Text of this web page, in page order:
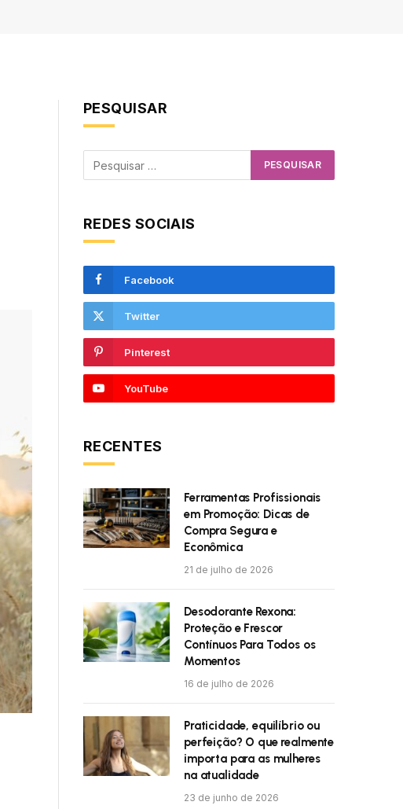
PESQUISAR
REDES SOCIAIS
Facebook
Twitter
Pinterest
YouTube
RECENTES
Ferramentas Profissionais
em Promoção: Dicas de
Compra Segura e
Econômica
21 de julho de 2026
Desodorante Rexona:
Proteção e Frescor
Contínuos Para Todos os
Momentos
16 de julho de 2026
Praticidade, equilíbrio ou
perfeição? O que realmente
importa para as mulheres
na atualidade
23 de junho de 2026